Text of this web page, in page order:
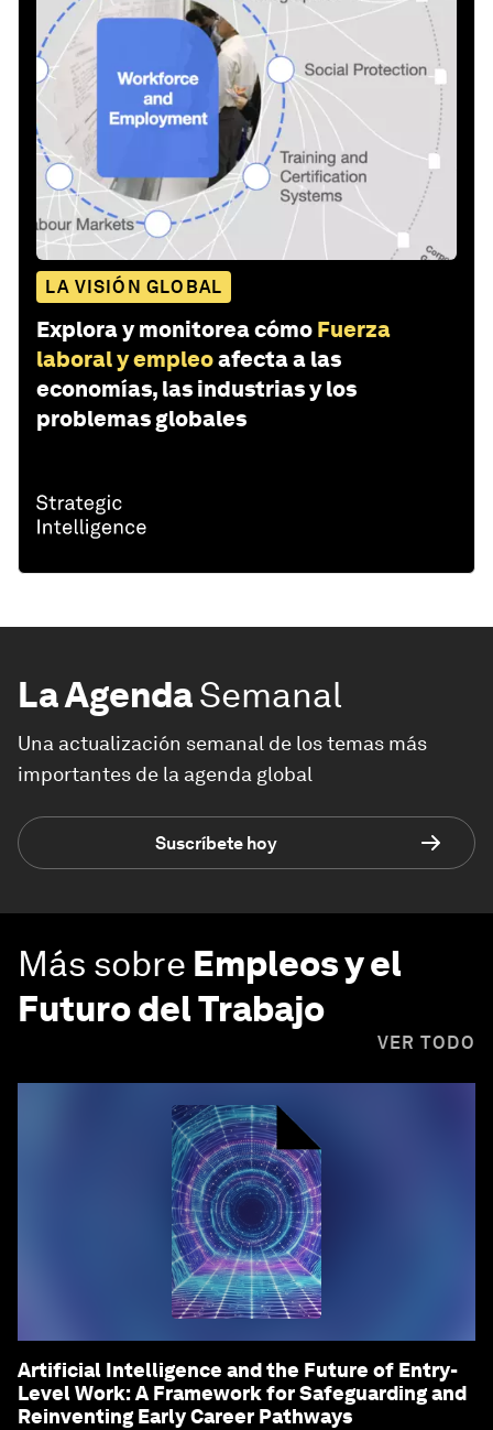
LA VISIÓN GLOBAL
Explora y monitorea cómo Fuerza
laboral y empleoafecta a las
economías, las industrias y los
problemas globales
La AgendaSemanal
Una actualización semanal de los temas más
importantes de la agenda global
Suscríbete hoy
Más sobre Empleos y el
Futuro del Trabajo
VER TODO
Artificial Intelligence and the Future of Entry-
Level Work: A Framework for Safeguarding and
Reinventing Early Career Pathways